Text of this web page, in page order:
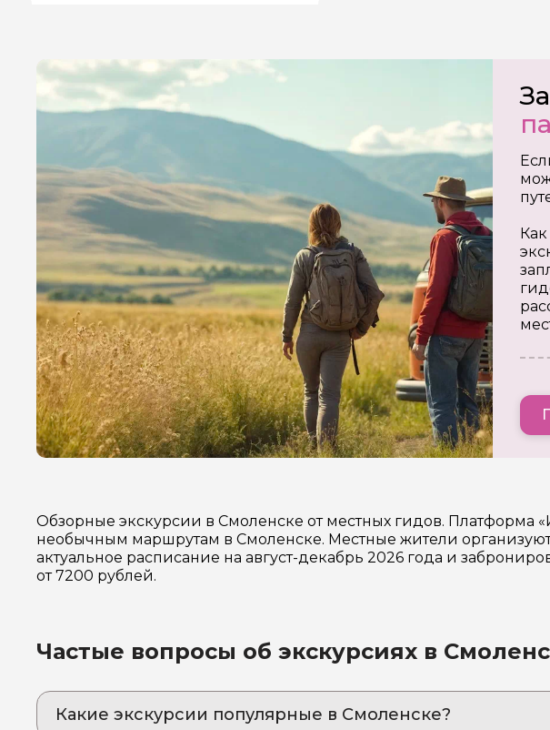
Обзорные экскурсии в Смоленске от местных гидов. Платформа
необычным маршрутам в Смоленске. Местные жители
актуальное расписание на август-декабрь 2026 года и
от 7200 рублей.
Частые вопросы об экскурсиях в
Какие экскурсии популярные в Смоленске?